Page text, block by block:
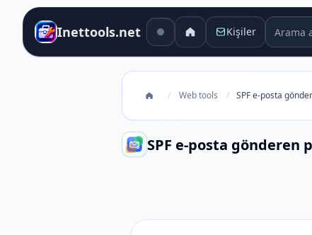
Inettools.net Kişiler Arama
/ Web tools / SPF e-posta
SPF e-posta gönderen